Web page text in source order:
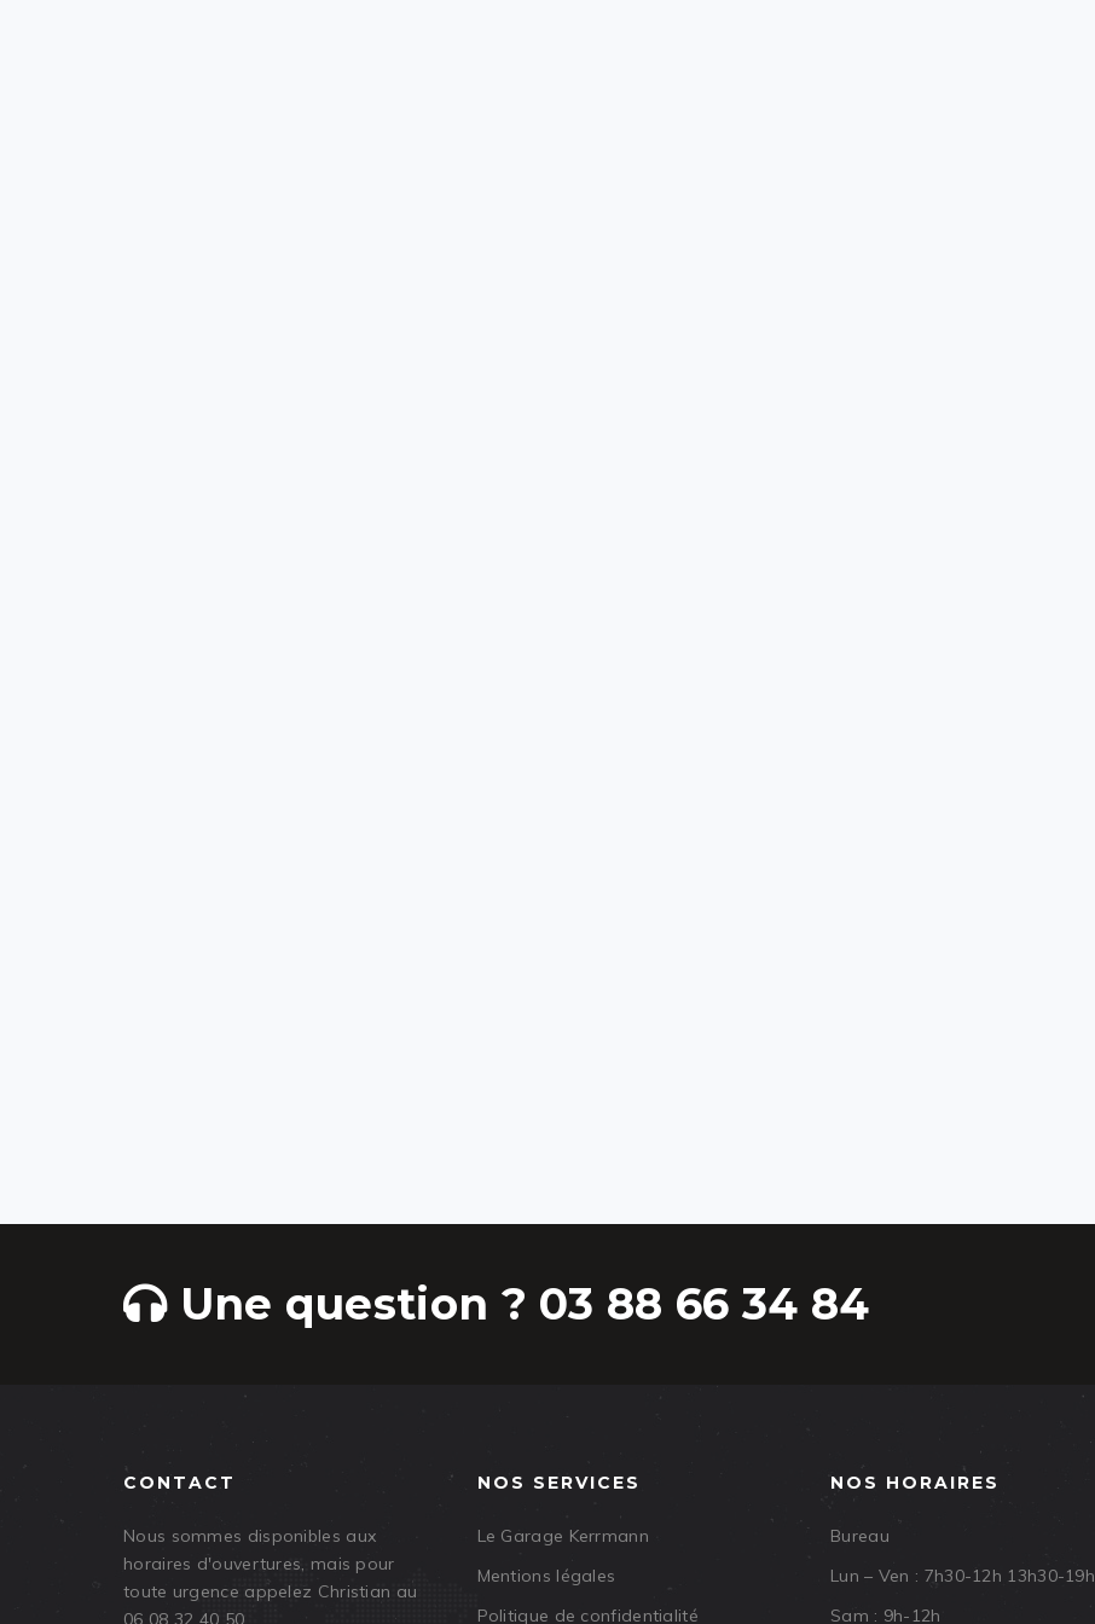
Une question ? 03 88 66 34 84
CONTACT
Nous sommes disponibles aux
horaires d'ouvertures, mais pour
toute urgence appelez Christian au
06 08 32 40 50
NOS SERVICES
Le Garage Kerrmann
Mentions légales
Politique de confidentialité
NOS HORAIRES
Bureau
Lun – Ven : 7h30-12h 13h30-19h
Sam : 9h-12h